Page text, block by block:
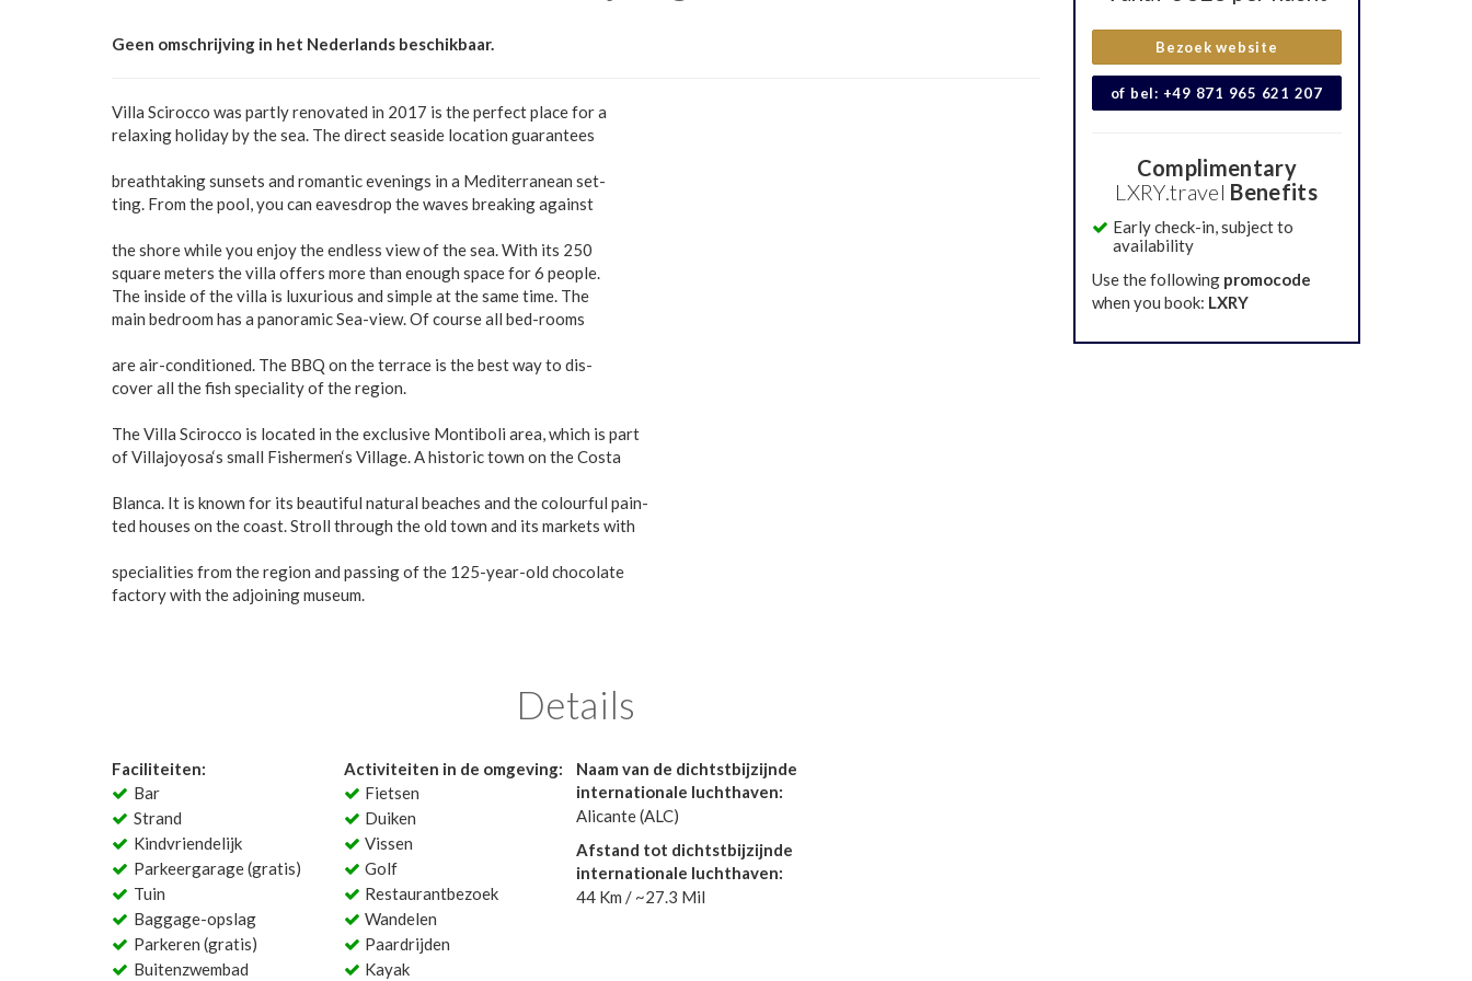
Bezoek website
of bel: +49 871 965 621 207
Complimentary
LXRY.travel Benefits
Early check-in, subject to
availability
Use the following promocode
when you book: LXRY
Geen omschrijving in het Nederlands beschikbaar.
Villa Scirocco was partly renovated in 2017 is the perfect place for a
relaxing holiday by the sea. The direct seaside location guarantees
breathtaking sunsets and romantic evenings in a Mediterranean set-
ting. From the pool, you can eavesdrop the waves breaking against
the shore while you enjoy the endless view of the sea. With its 250
square meters the villa offers more than enough space for 6 people.
The inside of the villa is luxurious and simple at the same time. The
main bedroom has a panoramic Sea-view. Of course all bed-rooms
are air-conditioned. The BBQ on the terrace is the best way to dis-
cover all the fish speciality of the region.
The Villa Scirocco is located in the exclusive Montiboli area, which is part
of Villajoyosa‘s small Fishermen‘s Village. A historic town on the Costa
Blanca. It is known for its beautiful natural beaches and the colourful pain-
ted houses on the coast. Stroll through the old town and its markets with
specialities from the region and passing of the 125-year-old chocolate
factory with the adjoining museum.
Details
Faciliteiten:
Bar
Strand
Kindvriendelijk
Parkeergarage (gratis)
Tuin
Baggage-opslag
Parkeren (gratis)
Buitenzwembad
Activiteiten in de omgeving:
Fietsen
Duiken
Vissen
Golf
Restaurantbezoek
Wandelen
Paardrijden
Kayak
Naam van de dichtstbijzijnde
internationale luchthaven:
Alicante (ALC)
Afstand tot dichtstbijzijnde
internationale luchthaven:
44 Km / ~27.3 Mil